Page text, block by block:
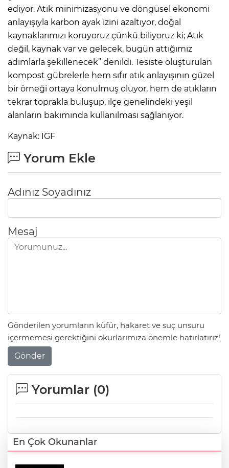
ediyor. Atık minimizasyonu ve döngüsel ekonomi
anlayışıyla karbon ayak izini azaltıyor, doğal
kaynaklarımızı koruyoruz çünkü biliyoruz ki; Atık
değil, kaynak var ve gelecek, bugün attığımız
adımlarla şekillenecek” denildi. Tesiste oluşturulan
kompost gübrelerle hem sıfır atık anlayışının güzel
bir örneği ortaya konulmuş oluyor, hem de atıkların
tekrar toprakla buluşup, ilçe genelindeki yeşil
alanların bakımında kullanılması sağlanıyor.
Kaynak: IGF
Yorum Ekle
Adınız Soyadınız
Mesaj
Gönderilen yorumların küfür, hakaret ve suç unsuru
içermemesi gerektiğini okurlarımıza önemle hatırlatırız!
Gönder
Yorumlar (0)
En Çok Okunanlar